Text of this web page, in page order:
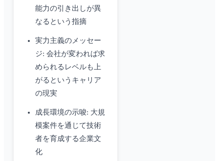
能力の引き出しが異
なるという指摘
実力主義のメッセー
ジ: 会社が変われば求
められるレベルも上
がるというキャリア
の現実
成長環境の示唆: 大規
模案件を通じて技術
者を育成する企業文
化